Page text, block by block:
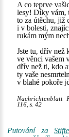
A co teprve
lesy! Díky vám,
to za útěchu, již
i v bolesti,
rukám mým
Jste tu, dřív než
ve věnci vašem
dřív než ti, kdo
ty vaše
v blahé pokoře
Nachrichtenblatt
116, s. 42
Putování za